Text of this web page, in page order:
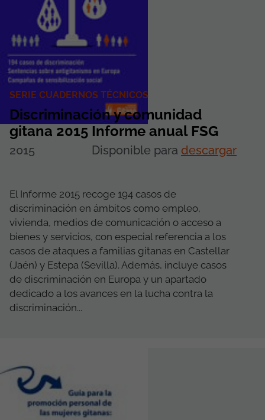
SERIE CUADERNOS TÉCNICOS
Discriminación y comunidad
gitana 2015 Informe anual FSG
2015 Disponible para descargar
El Informe 2015 recoge 194 casos de
discriminación en ámbitos como empleo,
vivienda, medios de comunicación o acceso a
bienes y servicios, con especial referencia a los
casos de ataques a familias gitanas en Castellar
(Jaén) y Estepa (Sevilla). Además, incluye casos
de discriminación en Europa y un apartado
dedicado a los avances en la lucha contra la
discriminación...